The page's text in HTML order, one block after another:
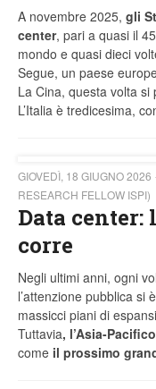
A novembre 2025, gli
center, pari a quasi il
mondo e quasi dieci
Segue, un paese
La Cina, questa volta
L’Italia è tredicesima,
GIOVEDÌ, 18 GIUGNO 2026
RESEARCH FELLOW ISPI)
Data center:
corre
Negli ultimi anni, ogni
l’attenzione pubblica si
massicci piani di
Tuttavia, l’Asia-
come il prossimo